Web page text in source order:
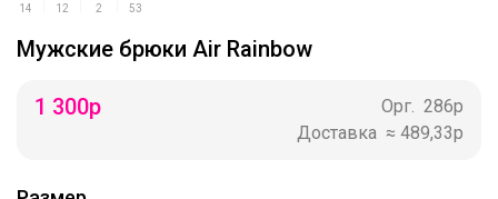
14 12 2 53
Мужские брюки Air Rainbow
1 300р Орг.
286р
Доставка ≈ 489,33р